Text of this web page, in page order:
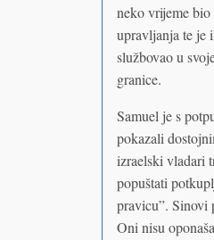
neko vrijeme
upravljanja te je
službovao u
granice.
Samuel je s
pokazali
izraelski vladari
popuštati
pravicu”. Sinovi
Oni nisu